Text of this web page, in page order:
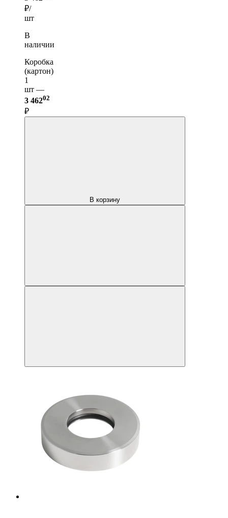
₽/
шт
В
наличии
Коробка
(картон)
1
шт —
3 46202
₽
В корзину